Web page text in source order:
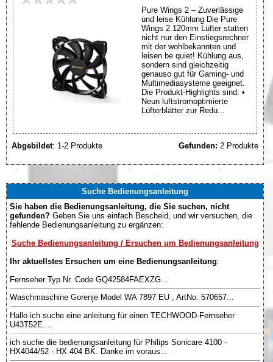
Pure Wings 2 – Zuverlässige
und leise Kühlung Die Pure
Wings 2 120mm Lüfter statten
nicht nur den Einstiegsrechner
mit der wohlbekannten und
leisen be quiet! Kühlung aus,
sondern sind gleichzeitig
genauso gut für Gaming- und
Multimediasysteme geeignet.
Die Produkt-Highlights sind: •
Neun luftstromoptimierte
Lüfterblätter zur Redu...
Abgebildet: 1-2 Produkte Gefunden: 2 Produkte
Suche Bedienungsanleitung
Sie haben die Bedienungsanleitung, die Sie suchen, nicht
gefunden? Geben Sie uns einfach Bescheid, und wir versuchen, die
fehlende Bedienungsanleitung zu ergänzen:
Suche Bedienungsanleitung / Ersuchen um Bedienungsanleitung
Ihr aktuellstes Ersuchen um eine Bedienungsanleitung:
Fernseher Typ Nr. Code GQ42584FAEXZG...
Waschmaschine Gorenje Model WA 7897 EU , ArtNo. 570657...
Hallo ich suche eine anleitung für einen TECHWOOD-Fernseher
U43T52E....
ich suche die bedienungsanleitung für Philips Sonicare 4100 -
HX4044/52 - HX 404 BK. Danke im voraus...